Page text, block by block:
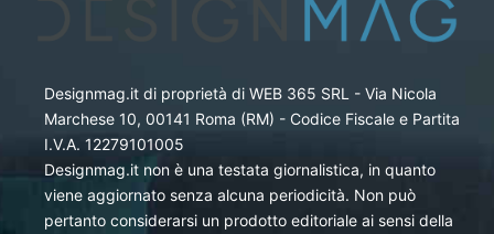
Designmag.it di proprietà di WEB 365 SRL - Via Nicola
Marchese 10, 00141 Roma (RM) - Codice Fiscale e Partita
I.V.A. 12279101005
Designmag.it non è una testata giornalistica, in quanto
viene aggiornato senza alcuna periodicità. Non può
pertanto considerarsi un prodotto editoriale ai sensi della